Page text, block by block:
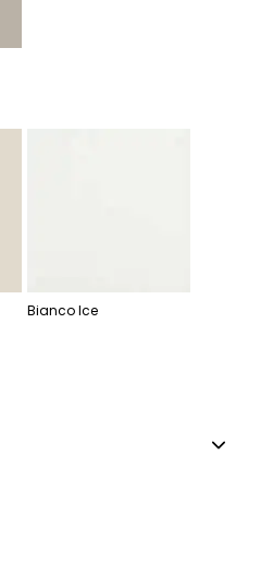
Bianco Ice